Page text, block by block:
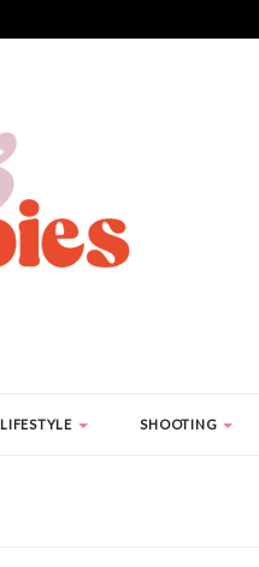
LIFESTYLE SHOOTING